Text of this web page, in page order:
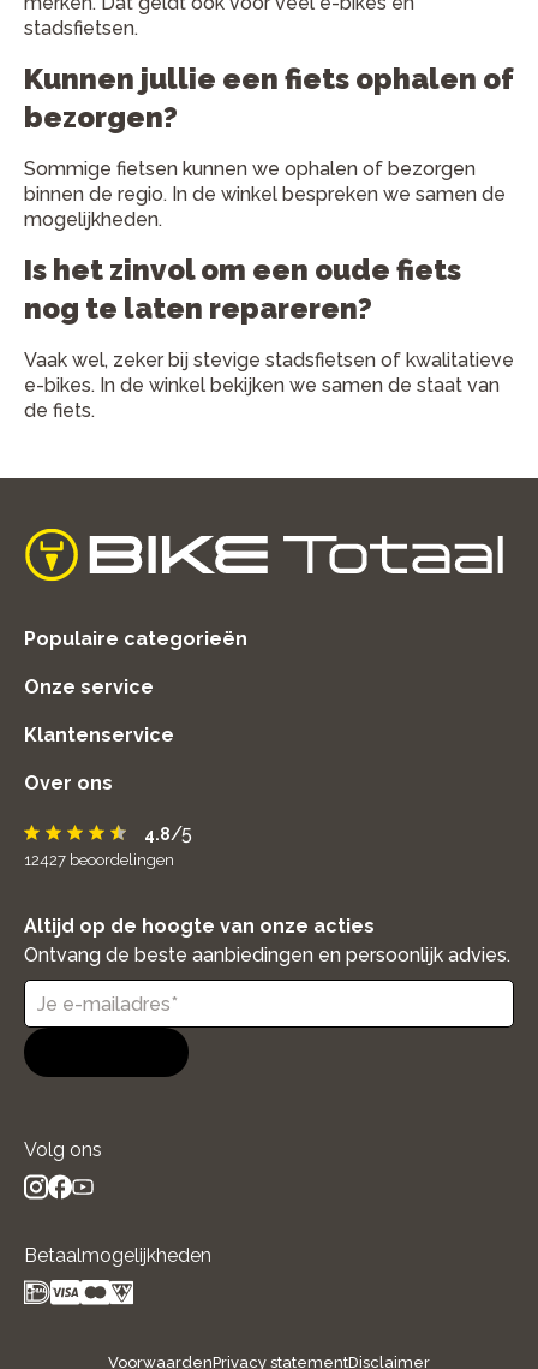
stadsfietsen.
Kunnen jullie een fiets ophalen of
bezorgen?
Sommige fietsen kunnen we ophalen of bezorgen
binnen de regio. In de winkel bespreken we samen de
mogelijkheden.
Is het zinvol om een oude fiets
nog te laten repareren?
Vaak wel, zeker bij stevige stadsfietsen of kwalitatieve
e-bikes. In de winkel bekijken we samen de staat van
de fiets.
home
Populaire categorieën
Onze service
Klantenservice
Over ons
4.8/5
12427 beoordelingen
Altijd op de hoogte van onze acties
Ontvang de beste aanbiedingen en persoonlijk advies.
Volg ons
Betaalmogelijkheden
VoorwaardenPrivacy statementDisclaimer